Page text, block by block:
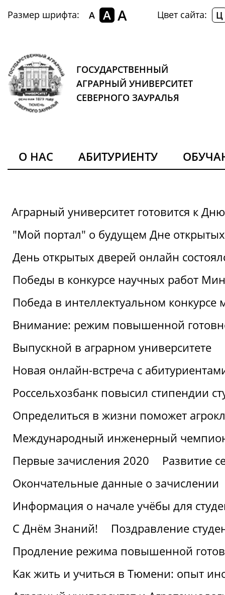
Размер шрифта: A A A Цвет сайта: Ц
ГОСУДАРСТВЕННЫЙ
АГРАРНЫЙ УНИВЕРСИТЕТ
СЕВЕРНОГО ЗАУРАЛЬЯ
О НАС АБИТУРИЕНТУ
Аграрный университет готовится к
"Мой портал" о будущем Дне
День открытых дверей онлайн
Победы в конкурсе научных работ
Победа в интеллектуальном конкурсе
Внимание: режим повышенной
Выпускной в аграрном университете
Новая онлайн-встреча с
Россельхозбанк повысил стипендии
Определиться в жизни поможет
Международный инженерный
Первые зачисления 2020
Развитие
Окончательные данные о зачислении
Информация о начале учёбы для
С Днём Знаний!
Поздравление
Продление режима повышенной
Как жить и учиться в Тюмени: опыт